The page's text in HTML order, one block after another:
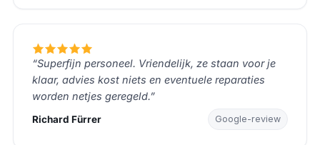
“Superfijn personeel. Vriendelijk, ze staan voor je
klaar, advies kost niets en eventuele reparaties
worden netjes geregeld.”
Richard Fürrer Google-review